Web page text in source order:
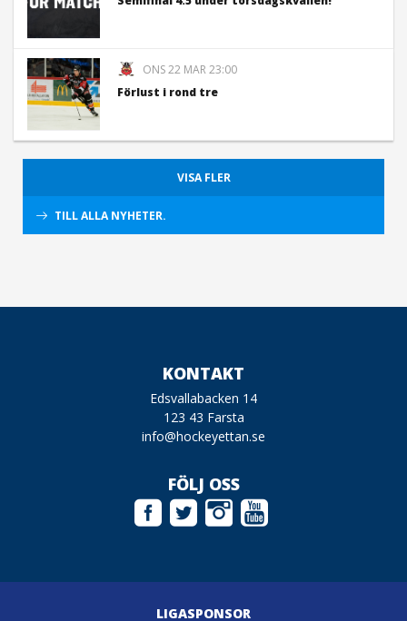
ONS 22 MAR 23:00
Förlust i rond tre
VISA FLER
TILL ALLA NYHETER.
KONTAKT
Edsvallabacken 14
123 43 Farsta
info@hockeyettan.se
FÖLJ OSS
LIGASPONSOR